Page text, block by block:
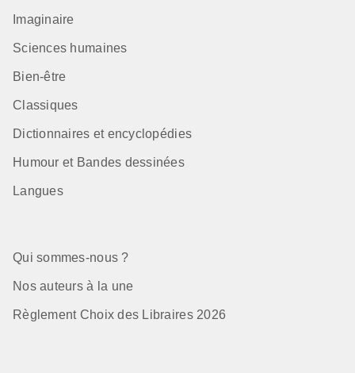
Imaginaire
Sciences humaines
Bien-être
Classiques
Dictionnaires et encyclopédies
Humour et Bandes dessinées
Langues
Qui sommes-nous ?
Nos auteurs à la une
Règlement Choix des Libraires 2026